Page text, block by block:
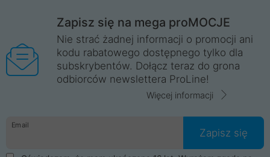
Zapisz się na mega proMOCJE
Nie strać żadnej informacji o promocji ani
kodu rabatowego dostępnego tylko dla
subskrybentów. Dołącz teraz do grona
odbiorców newslettera ProLine!
Więcej informacji
Email
Zapisz się